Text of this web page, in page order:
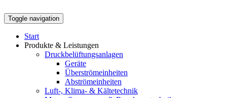
Toggle navigation
Start
Produkte & Leistungen
Druckbelüftungsanlagen
Geräte
Überströmeinheiten
Abströmeinheiten
Luft-, Klima- & Kältetechnik